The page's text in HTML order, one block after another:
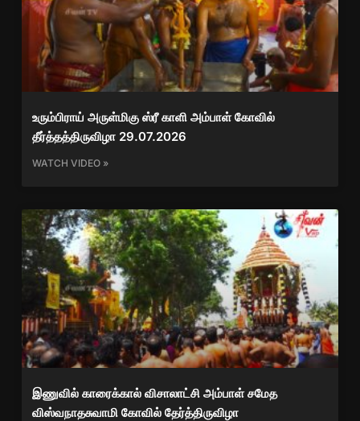
உரும்பிராய் அருள்மிகு ஸ்ரீ காளி அம்பாள் கோவில்
தீர்த்தத்திருவிழா 29.07.2026
WATCH VIDEO »
இணுவில் காரைக்கால் விசாலாட்சி அம்பாள் சமேத
விஸ்வநாதசுவாமி கோவில் தேர்த்திருவிழா